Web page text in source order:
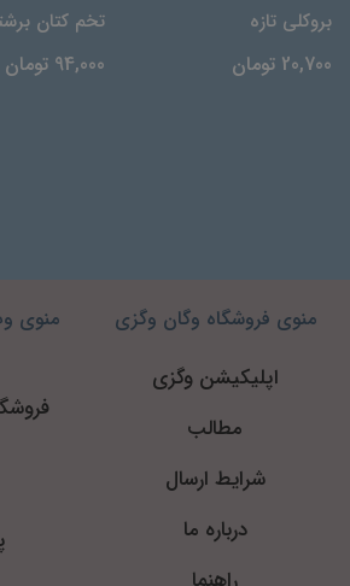
بروکلی تازه
20,700 تومان
تخم کتان
94,000 تومان
منوی فروشگاه وگان وگزی
اپلیکیشن وگزی
مطالب
شرایط ارسال
درباره ما
منوی